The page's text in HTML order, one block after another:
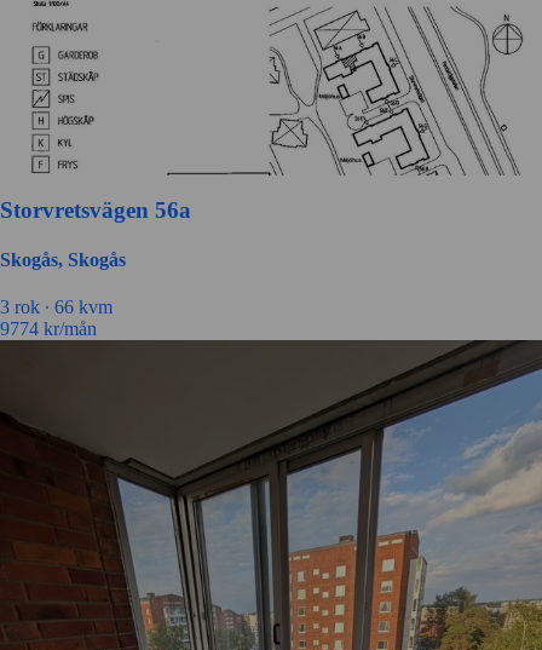
Storvretsvägen 56a
Skogås, Skogås
3 rok ∙ 66 kvm
9774 kr/mån